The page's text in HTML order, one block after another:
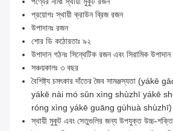
প্রয়োগঃ স্থায়ী ক্রাউন ব্রিজ রজন
উপাদানঃ রজন
শোর ডি কঠোরতাঃ ৯২
উপাদান গঠনঃ সিন্থেটিক রজন এবং সিরামিক উপাদান
সঞ্চয়কালঃ ৩ বছর
বৈশিষ্ট্য চমৎকার দাঁতের জৈব সামঞ্জস্যতা
yákē nài mó sǔn xìng shùzhī yákē
róng xìng yákē guāng gùhuà shùzhī)
স্থায়ী মুকুট এবং সেতুগুলির জন্য উপযুক্ত উচ্চ-